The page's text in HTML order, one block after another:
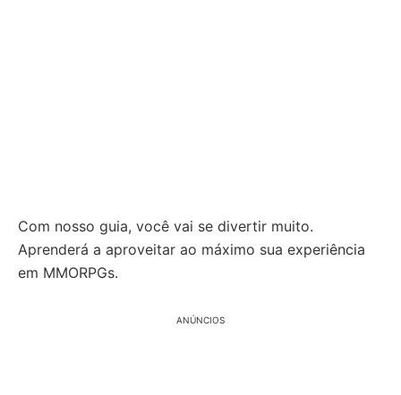
Com nosso guia, você vai se divertir muito.
Aprenderá a aproveitar ao máximo sua experiência
em MMORPGs.
ANÚNCIOS